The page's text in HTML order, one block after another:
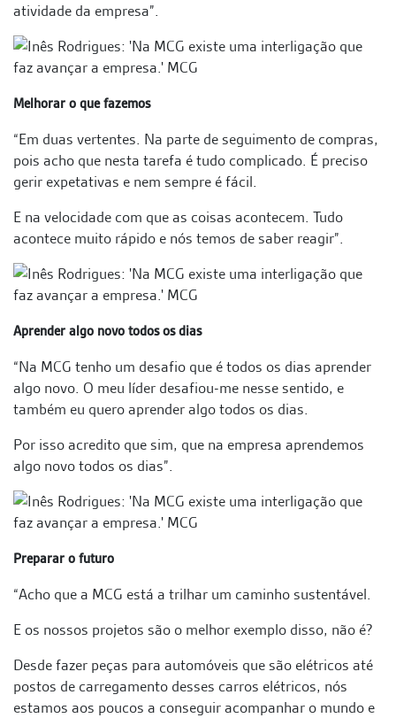
atividade da empresa”.
Melhorar o que fazemos
“Em duas vertentes. Na parte de seguimento de compras,
pois acho que nesta tarefa é tudo complicado. É preciso
gerir expetativas e nem sempre é fácil.
E na velocidade com que as coisas acontecem. Tudo
acontece muito rápido e nós temos de saber reagir”.
Aprender algo novo todos os dias
“Na MCG tenho um desafio que é todos os dias aprender
algo novo. O meu líder desafiou-me nesse sentido, e
também eu quero aprender algo todos os dias.
Por isso acredito que sim, que na empresa aprendemos
algo novo todos os dias”.
Preparar o futuro
“Acho que a MCG está a trilhar um caminho sustentável.
E os nossos projetos são o melhor exemplo disso, não é?
Desde fazer peças para automóveis que são elétricos até
postos de carregamento desses carros elétricos, nós
estamos aos poucos a conseguir acompanhar o mundo e